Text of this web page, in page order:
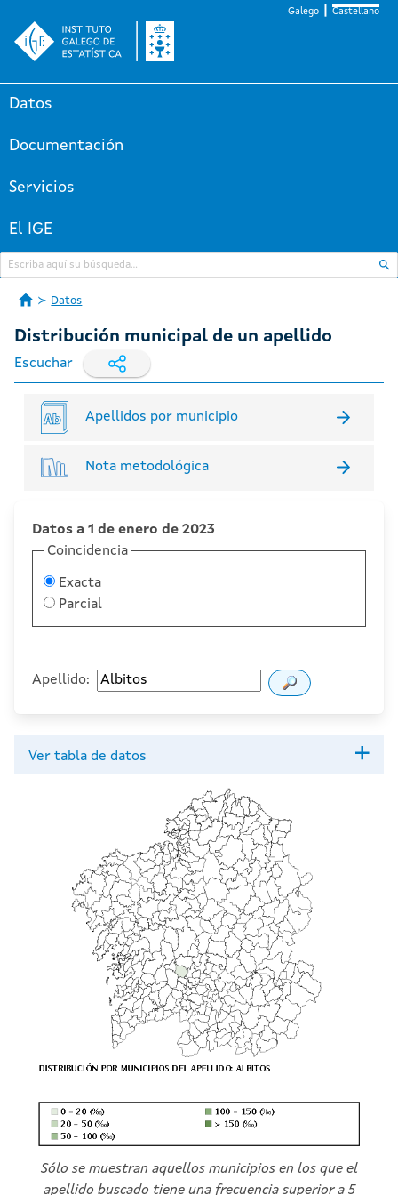
Galego Castellano
Datos
Documentación
Servicios
El IGE
Datos
Distribución municipal de un apellido
Escuchar
Apellidos por municipio
Nota metodológica
Datos a 1 de enero de 2023
Coincidencia
Exacta
Parcial
Apellido:
Ver tabla de datos
Sólo se muestran aquellos municipios en los que el
apellido buscado tiene una frecuencia superior a 5